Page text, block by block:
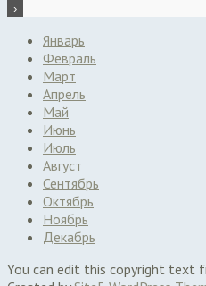
Январь
Февраль
Март
Апрель
Май
Июнь
Июль
Август
Сентябрь
Октябрь
Ноябрь
Декабрь
You can edit this copyright text